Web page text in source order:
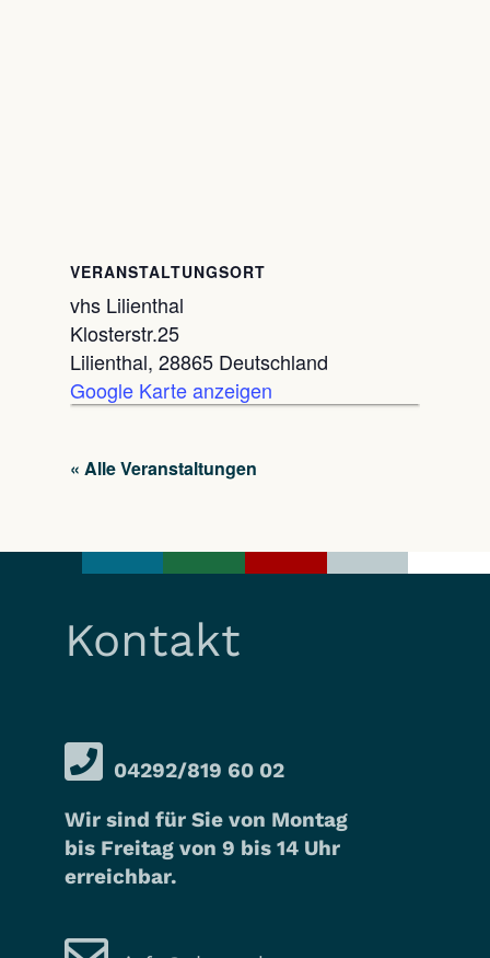
VERANSTALTUNGSORT
vhs Lilienthal
Klosterstr.25
Lilienthal, 28865 Deutschland
Google Karte anzeigen
« Alle Veranstaltungen
Kontakt
04292/819 60 02
Wir sind für Sie von Montag
bis Freitag von 9 bis 14 Uhr
erreichbar.